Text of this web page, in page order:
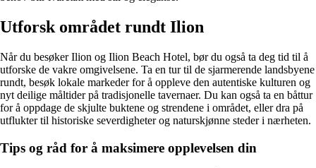
Utforsk området rundt Ilion
Når du besøker Ilion og Ilion Beach Hotel, bør du også ta deg tid til å
utforske de vakre omgivelsene. Ta en tur til de sjarmerende landsbyene
rundt, besøk lokale markeder for å oppleve den autentiske kulturen og
nyt deilige måltider på tradisjonelle tavernaer. Du kan også ta en båttur
for å oppdage de skjulte buktene og strendene i området, eller dra på
utflukter til historiske severdigheter og naturskjønne steder i nærheten.
Tips og råd for å maksimere opplevelsen din